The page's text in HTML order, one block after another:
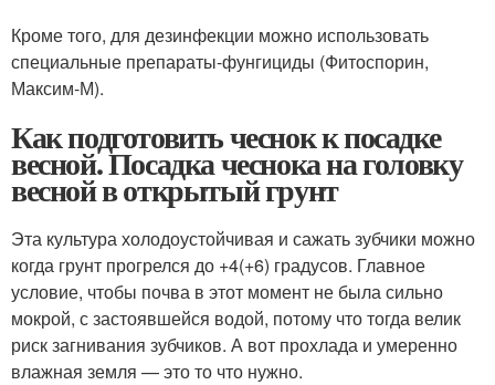
Кроме того, для дезинфекции можно использовать
специальные препараты-фунгициды (Фитоспорин,
Максим-М).
Как подготовить чеснок к посадке
весной. Посадка чеснока на головку
весной в открытый грунт
Эта культура холодоустойчивая и сажать зубчики можно
когда грунт прогрелся до +4(+6) градусов. Главное
условие, чтобы почва в этот момент не была сильно
мокрой, с застоявшейся водой, потому что тогда велик
риск загнивания зубчиков. А вот прохлада и умеренно
влажная земля — это то что нужно.